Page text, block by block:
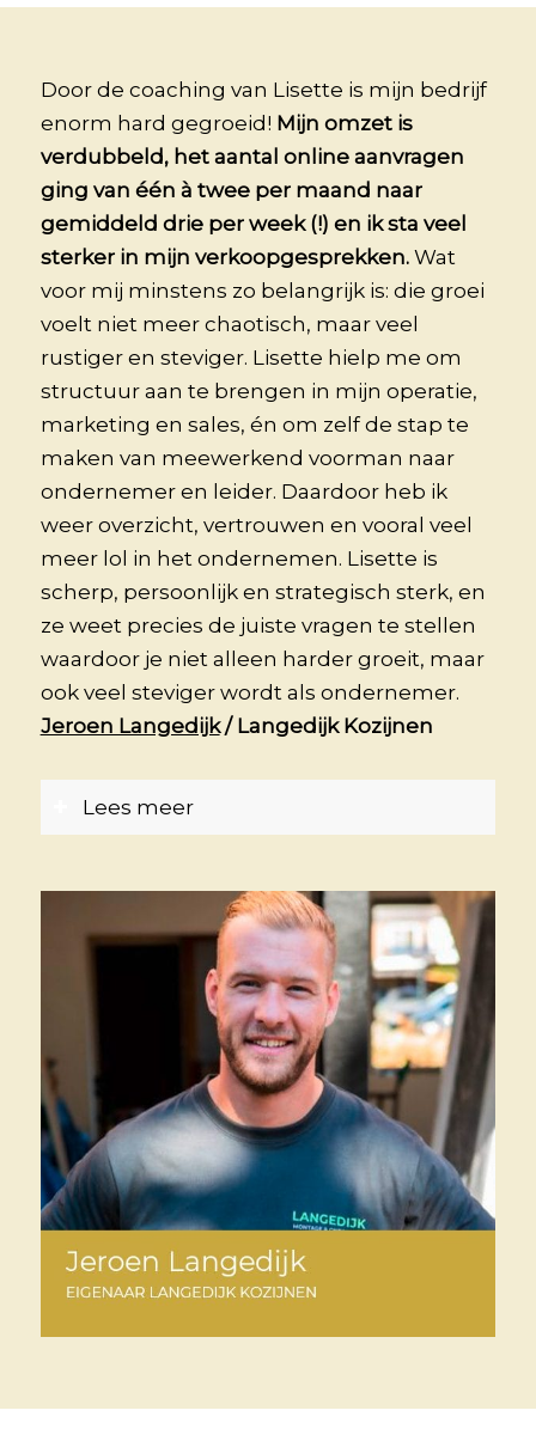
Door de coaching van Lisette is mijn bedrijf
enorm hard gegroeid! Mijn omzet is
verdubbeld, het aantal online aanvragen
ging van één à twee per maand naar
gemiddeld drie per week (!) en ik sta veel
sterker in mijn verkoopgesprekken.Wat
voor mij minstens zo belangrijk is: die groei
voelt niet meer chaotisch, maar veel
rustiger en steviger. Lisette hielp me om
structuur aan te brengen in mijn operatie,
marketing en sales, én om zelf de stap te
maken van meewerkend voorman naar
ondernemer en leider. Daardoor heb ik
weer overzicht, vertrouwen en vooral veel
meer lol in het ondernemen. Lisette is
scherp, persoonlijk en strategisch sterk, en
ze weet precies de juiste vragen te stellen
waardoor je niet alleen harder groeit, maar
ook veel steviger wordt als ondernemer.
Jeroen Langedijk/ Langedijk Kozijnen
Lees meer